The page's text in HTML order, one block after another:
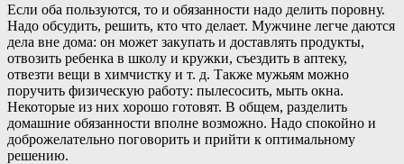
Если оба пользуются, то и обязанности надо делить поровну.
Надо обсудить, решить, кто что делает. Мужчине легче даются
дела вне дома: он может закупать и доставлять продукты,
отвозить ребенка в школу и кружки, съездить в аптеку,
отвезти вещи в химчистку и т. д. Также мужьям можно
поручить физическую работу: пылесосить, мыть окна.
Некоторые из них хорошо готовят. В общем, разделить
домашние обязанности вполне возможно. Надо спокойно и
доброжелательно поговорить и прийти к оптимальному
решению.